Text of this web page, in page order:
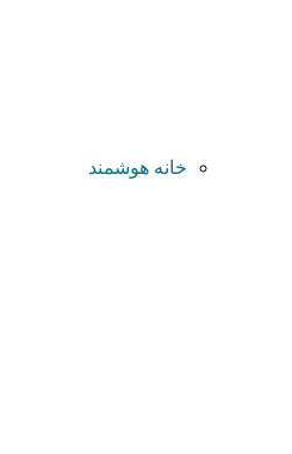
خانه هوشمند